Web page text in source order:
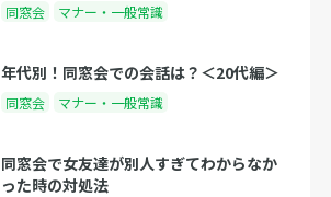
同窓会 マナー・一般常識
年代別！同窓会での会話は？＜20代編＞
同窓会 マナー・一般常識
同窓会で女友達が別人すぎてわからなか
った時の対処法